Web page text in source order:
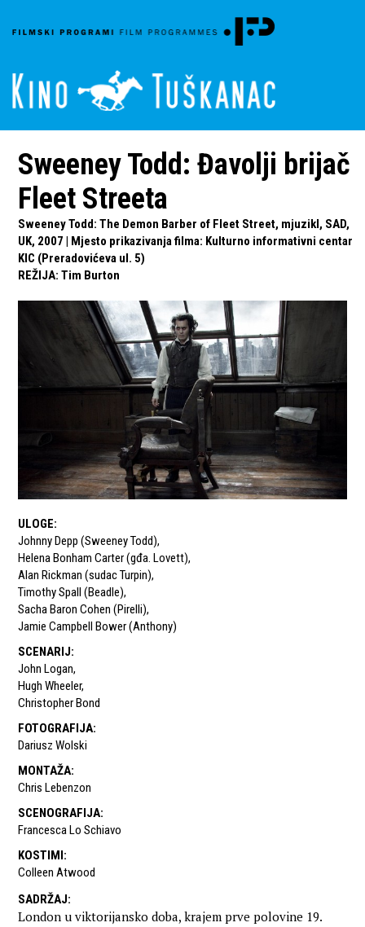
Sweeney Todd: Đavolji brijač
Fleet Streeta
Sweeney Todd: The Demon Barber of Fleet Street, mjuzikl, SAD,
UK, 2007 | Mjesto prikazivanja filma: Kulturno informativni centar
KIC (Preradovićeva ul. 5)
REŽIJA: Tim Burton
ULOGE:
Johnny Depp (Sweeney Todd),
Helena Bonham Carter (gđa. Lovett),
Alan Rickman (sudac Turpin),
Timothy Spall (Beadle),
Sacha Baron Cohen (Pirelli),
Jamie Campbell Bower (Anthony)
SCENARIJ:
John Logan,
Hugh Wheeler,
Christopher Bond
FOTOGRAFIJA:
Dariusz Wolski
MONTAŽA:
Chris Lebenzon
SCENOGRAFIJA:
Francesca Lo Schiavo
KOSTIMI:
Colleen Atwood
SADRŽAJ:
London u viktorijansko doba, krajem prve polovine 19.